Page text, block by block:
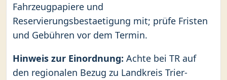
Fahrzeugpapiere und
Reservierungsbestaetigung mit; prüfe Fristen
und Gebühren vor dem Termin.
Hinweis zur Einordnung: Achte bei TR auf
den regionalen Bezug zu Landkreis Trier-